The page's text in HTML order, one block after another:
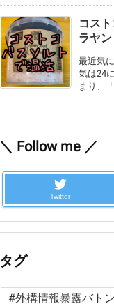
コス
ラヤン
最近気
気は24
まり、
＼ Follow me ／
Twitter
タグ
#外構情報暴露バトン